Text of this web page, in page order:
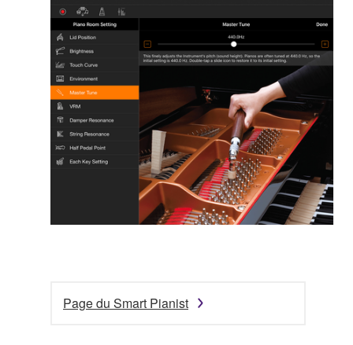
Page du Smart Pianist